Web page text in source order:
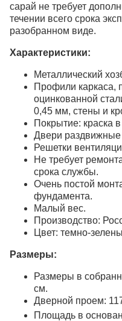
сарай не требует
течении всего срока
разобранном виде.
Характеристики:
Металлический
Профили каркаса,
оцинкованной
0,45 мм, стены и
Покрытие: краска
Двери раздвижные
Решетки
Не требует
срока службы.
Очень постой
фундамента.
Малый вес.
Производство:
Цвет: темно-
Размеры:
Размеры в
см.
Дверной проем:
Площадь в